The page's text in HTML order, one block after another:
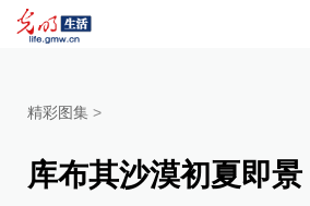
精彩图集 >
库布其沙漠初夏即景